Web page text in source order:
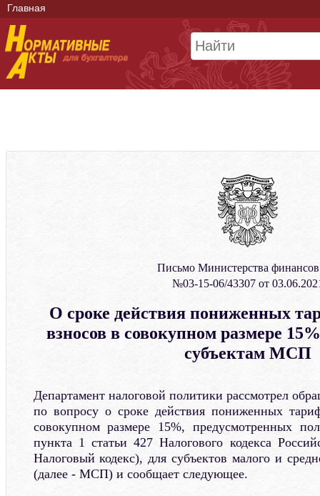
Главная
Письмо Министерства
№03-15-06/43307 от
О сроке действия пониженных
взносов в совокупном размере
субъектам МСП
Департамент налоговой политики рассмотрел
по вопросу о сроке действия пониженных
совокупном размере 15%, предусмотренных
пункта 1 статьи 427 Налогового кодекса
Налоговый кодекс), для субъектов малого и
(далее - МСП) и сообщает следующее.